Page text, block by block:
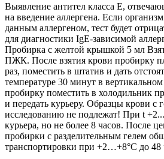
Выявление антител класса Е,
на введение аллергена. Если
данным аллергеном, тест будет
для диагностики IgE-зависимой
Пробирка с желтой крышкой 5 мл
ПЖК. После взятия крови пробирку
раз, поместить в штатив и дать
температуре 30 минут в
пробирку поместить в холодильник
и передать курьеру. Образцы крови с
исследованию не подлежат! При t
курьера, но не более 8 часов. После
пробирки с разделительным гелем
транспортировки при +2…+8°С до 48